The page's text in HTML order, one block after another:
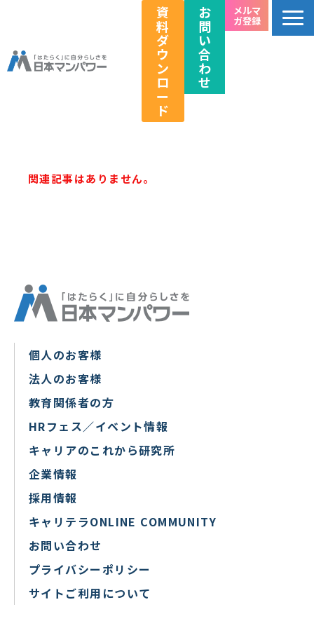
資
料
ダ
ウ
ン
ロ
ー
ド
お
問
い
合
わ
せ
メルマ
ガ登録
教育関係者向け
関連記事はありません。
個人のお客様
法人のお客様
教育関係者の方
HRフェス／イベント情報
キャリアのこれから研究所
企業情報
採用情報
キャリテラONLINE COMMUNITY
お問い合わせ
プライバシーポリシー
サイトご利用について